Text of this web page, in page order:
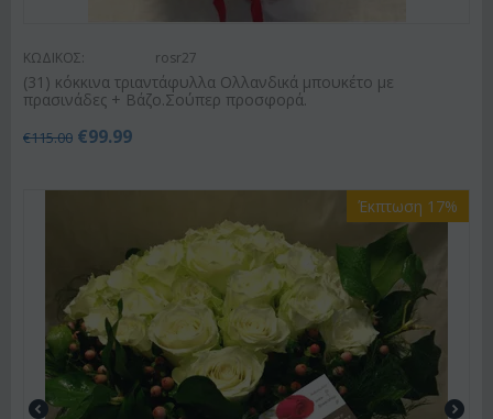
ΚΩΔΙΚΟΣ: rosr27
(31) κόκκινα τριαντάφυλλα Ολλανδικά μπουκέτο με
πρασινάδες + Βάζο.Σούπερ προσφορά.
€115.00 €99.99
Έκπτωση 17%